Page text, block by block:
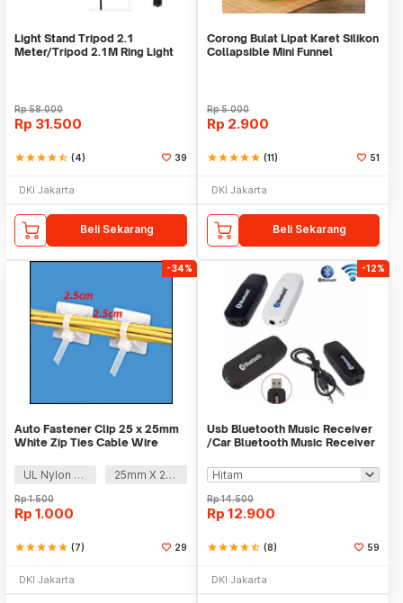
Light Stand Tripod 2.1
Meter/Tripod 2.1M Ring Light
Rp58.000
Rp 31.500
starstarstarstarstar_half (4) 39
DKI Jakarta
Beli Sekarang
Corong Bulat Lipat Karet Silikon
Collapsible Mini Funnel
Rp5.000
Rp 2.900
starstarstarstarstar (11) 51
DKI Jakarta
Beli Sekarang
-34%
Auto Fastener Clip 25 x 25mm
White Zip Ties Cable Wire
UL Nylon 66
25mm X 25mm
Rp1.500
Rp 1.000
starstarstarstarstar (7) 29
DKI Jakarta
-12%
Usb Bluetooth Music Receiver
/Car Bluetooth Music Receiver
Rp14.500
Rp 12.900
starstarstarstarstar_half (8) 59
DKI Jakarta